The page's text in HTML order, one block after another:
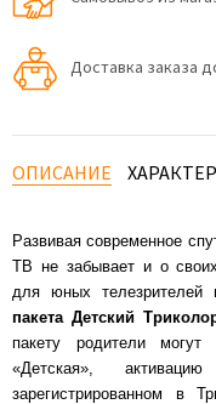
Доставка заказа
ОПИСАНИЕ
Развивая современное
ТВ не забывает и о
для юных телезрителей
пакета Детский
пакету родители
«Детская»,
зарегистрированном в